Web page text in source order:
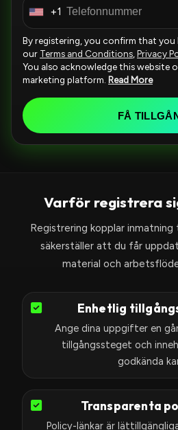
U
i
t
t
+
1
+1
By registering, you confirm that you
our Terms and Conditions Privacy
You also acknowledge this website
marketing platform. Read More
FÅ
Varför registrera
Registrering kopplar
säkerställer att du får
material och
Enhetlig
Ange dina uppgifter en
tillgångssteget och
godkända
Transparenta
Policy-länkar är